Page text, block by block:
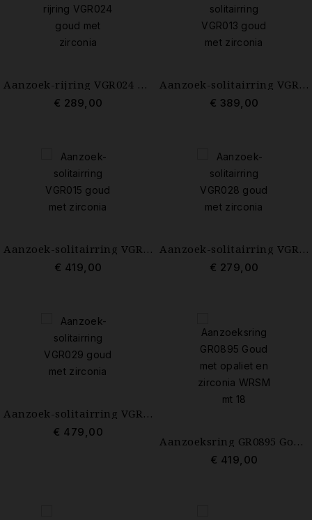
Aanzoek-rijring VGR024 goud met zirconia
€ 289,00
Aanzoek-solitairring VGR013 goud met zirconia
€ 389,00
Aanzoek-solitairring VGR015 goud met zirconia
€ 419,00
Aanzoek-solitairring VGR028 goud met zirconia
€ 279,00
Aanzoek-solitairring VGR029 goud met zirconia
€ 479,00
Aanzoeksring GR0895 Goud met opaliet en zirconia WRSM mt 18
€ 419,00